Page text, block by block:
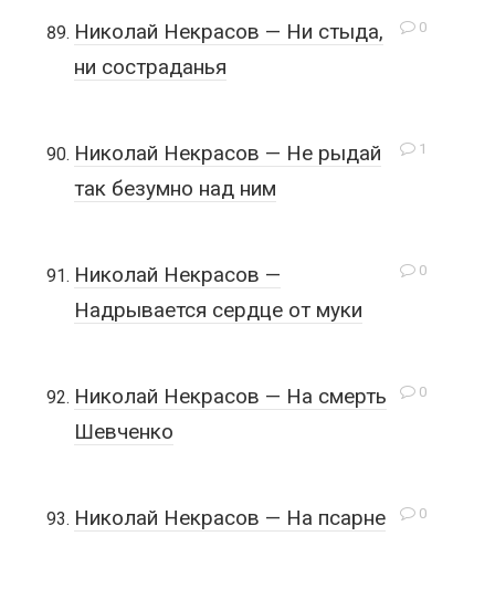
0
Николай Некрасов — Ни стыда,
ни состраданья
1
Николай Некрасов — Не рыдай
так безумно над ним
0
Николай Некрасов —
Надрывается сердце от муки
0
Николай Некрасов — На смерть
Шевченко
0
Николай Некрасов — На псарне